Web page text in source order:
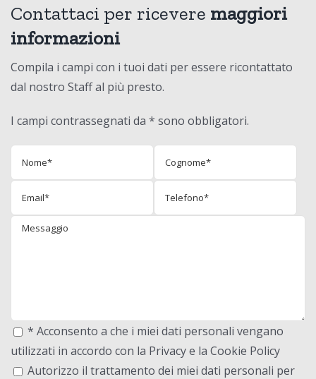
Contattaci per ricevere maggiori
informazioni
Compila i campi con i tuoi dati per essere ricontattato
dal nostro Staff al più presto.
I campi contrassegnati da * sono obbligatori.
* Acconsento a che i miei dati personali vengano
utilizzati in accordo con la Privacy e la Cookie Policy
Autorizzo il trattamento dei miei dati personali per